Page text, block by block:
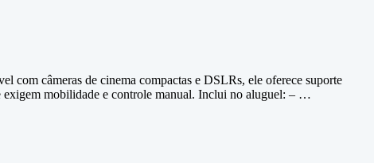
câmeras de cinema compactas e DSLRs, ele oferece suporte
exigem mobilidade e controle manual. Inclui no aluguel: – …